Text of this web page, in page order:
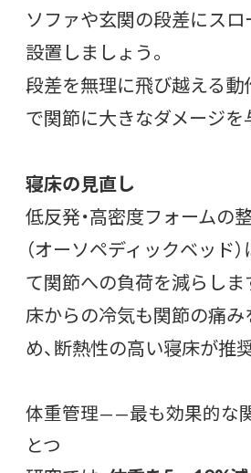
ソファや玄関の段差にス
設置しましょう。
段差を無理に飛び越える動
で関節に大きなダメージを
寝床の見直し
低反発・高密度フォームの
（オーソペディックベッド
て関節への負荷を減らしま
床からの冷気も関節の痛
め、断熱性の高い寝床が推
体重管理——最も効果的な
とつ